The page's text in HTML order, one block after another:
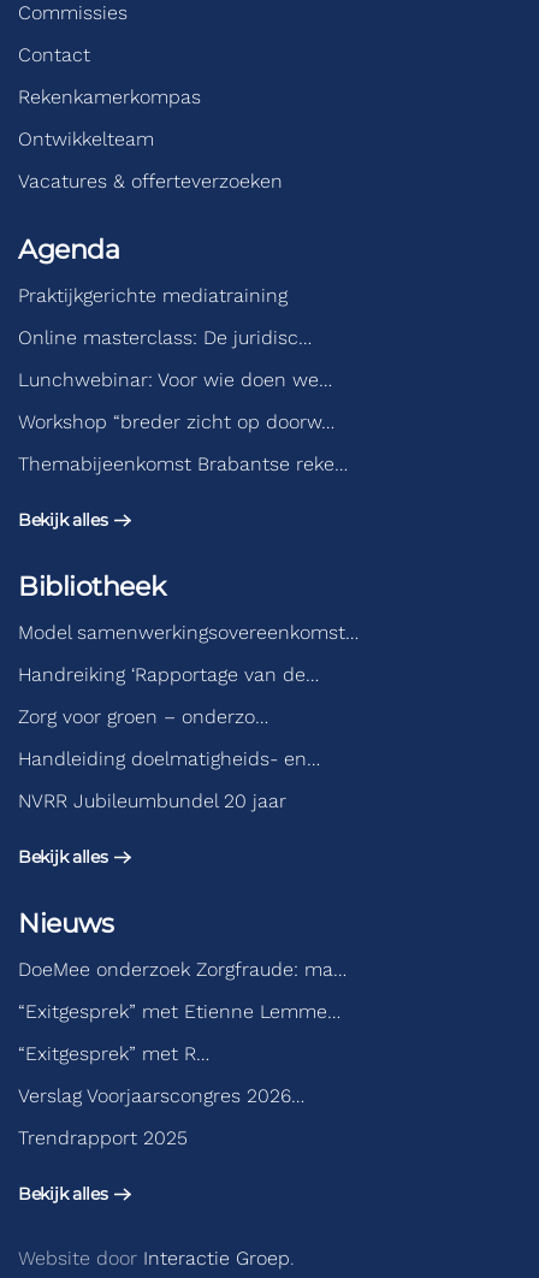
Commissies
Contact
Rekenkamerkompas
Ontwikkelteam
Vacatures & offerteverzoeken
Agenda
Praktijkgerichte mediatraining
Online masterclass: De juridisc…
Lunchwebinar: Voor wie doen we…
Workshop “breder zicht op doorw…
Themabijeenkomst Brabantse reke…
Bekijk alles
Bibliotheek
Model samenwerkingsovereenkomst…
Handreiking ‘Rapportage van de…
Zorg voor groen – onderzo…
Handleiding doelmatigheids- en…
NVRR Jubileumbundel 20 jaar
Bekijk alles
Nieuws
DoeMee onderzoek Zorgfraude: ma…
“Exitgesprek” met Etienne Lemme…
“Exitgesprek” met R…
Verslag Voorjaarscongres 2026…
Trendrapport 2025
Bekijk alles
Website door Interactie Groep.